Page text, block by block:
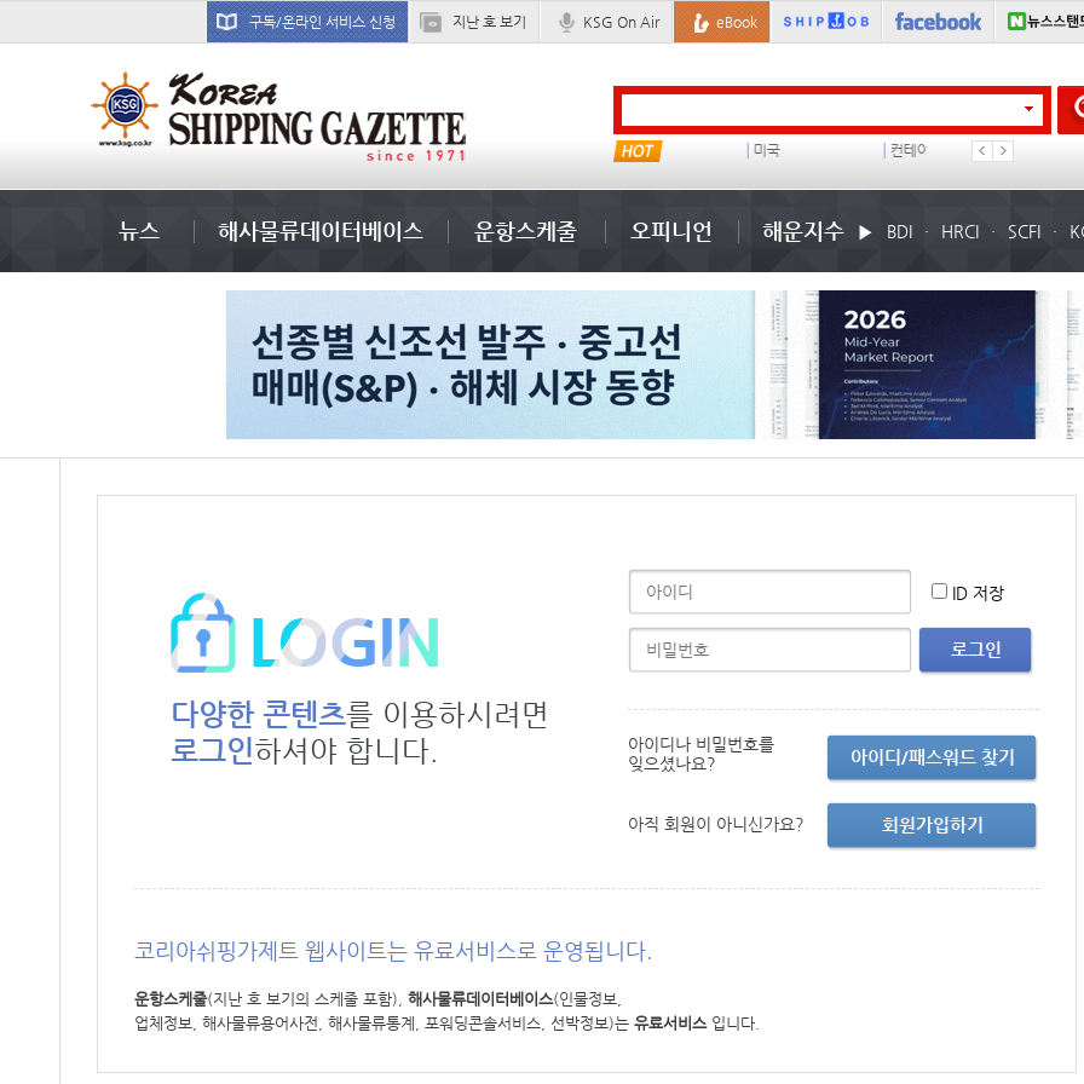
구독/온라인 서비스 신청 지난 호 보기 KSG On Air eBook
부산신항 이란 mou 컨테이너 임대사 배
뉴스 해사물류데이터베이스 운항스케줄 오피니언 해운지수 BDI HRCI SCFI
다양한 콘텐츠를 이용하시려면
로그인하셔야 합니다.
로그인
ID 저장
아이디/패스워드 찾기
아이디나 비밀번호를
잊으셨나요?
회원가입하기
아직 회원이 아니신가요?
코리아쉬핑가제트 웹사이트는 유료서비스로 운영됩니다.
운항스케줄(지난 호 보기의 스케줄 포함), 해사물류데이터베이스(인물정보,
업체정보, 해사물류용어사전, 해사물류통계, 포워딩콘솔서비스, 선박정보)는 유료서비스입니다.